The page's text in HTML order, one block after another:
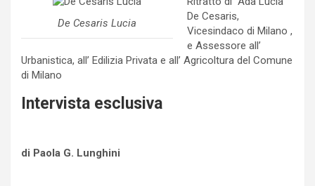
De Cesaris Lucia
De Cesaris,
Vicesindaco di Milano ,
e Assessore all’
Urbanistica, all’ Edilizia Privata e all’ Agricoltura del Comune
di Milano
Intervista esclusiva
di Paola G. Lunghini